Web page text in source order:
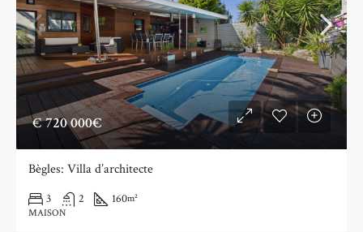
€720 000€
Bègles: Villa d’architecte
3 2 160m²
MAISON